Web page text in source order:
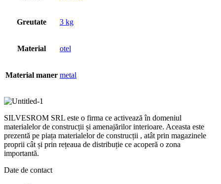
Greutate 3 kg
Material otel
Material maner metal
SILVESROM SRL este o firma ce activează în domeniul
materialelor de construcții și amenajărilor interioare. Aceasta este
prezentă pe piața materialelor de construcții , atât prin magazinele
proprii cât și prin rețeaua de distribuție ce acoperă o zona
importantă.
Date de contact